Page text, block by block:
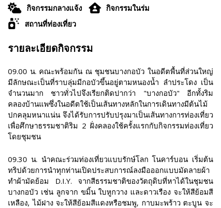
กิจกรรมกลางแจ้ง
กิจกรรมในร่ม
สถานที่ท่องเที่ยว
รายละเอียดกิจกรรม
09.00 น. คณะพร้อมกัน ณ ชุมชนบางกอบัว ในอดีตพื้นที่ส่วนใหญ่
มีลักษณะเป็นที่ราบลุ่มมีกอบัวขึ้นอยู่ตามหนองน้ำ ลำประโดง เป็น
จำนวนมาก ชาวทั่วไปจึงเรียกติดปากว่า "บางกอบัว" อีกทั้งริม
คลองบ้านแพซึ่งในอดีตใช้เป็นเส้นทางหลักในการเดินทางมีต้นไม้
ปกคลุมหนาแน่น จึงได้รับการปรับปรุงมาเป็นเส้นทางการท่องเที่ยว
เพื่อศึกษาธรรมชาติริม 2 ฝั่งคลองใช้ครั้งแรกกับกิจกรรมท่องเที่ยว
โดยชุมชน
09.30 น. นำคณะร่วมท่องเที่ยวแบบรักษ์โลก โนคาร์บอน เริ่มต้น
ทริปด้วยการนำทุกท่านเปิดประสบการณ์ลงมือออกแบบมัดลายผ้า
ทำผ้ามัดย้อม D.I.Y. จากสีธรรมชาติของวัตถุดิบที่หาได้ในชุมชน
บางกอบัว เช่น ลูกจาก ขมิ้น ใบหูกวาง และดาวเรือง จะให้สีย้อมสี
เหลือง, ไม้ฝาง จะให้สีย้อมสีแดงหรือชมพู, กาบมะพร้าว ตะบูน จะ